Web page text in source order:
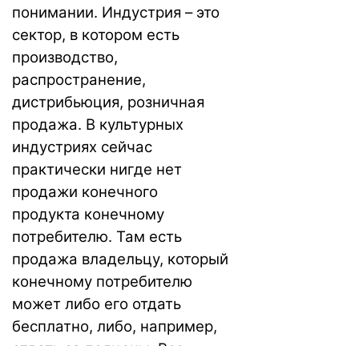
понимании. Индустрия – это
сектор, в котором есть
производство,
распространение,
дистрибьюция, розничная
продажа. В культурных
индустриях сейчас
практически нигде нет
продажи конечного
продукта конечному
потребителю. Там есть
продажа владельцу, который
конечному потребителю
может либо его отдать
бесплатно, либо, например,